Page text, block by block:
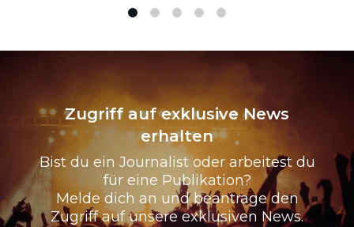
Zugriff auf exklusive News
erhalten
Bist du ein Journalist oder arbeitest du
für eine Publikation?
Melde dich an und beantrage den
Zugriff auf unsere exklusiven News.